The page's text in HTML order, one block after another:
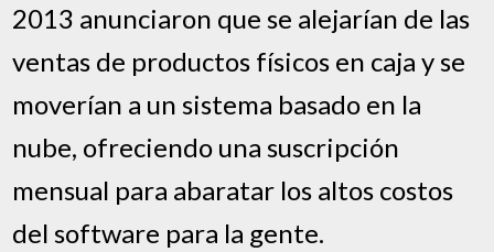
2013 anunciaron que se alejarían de las
ventas de productos físicos en caja y se
moverían a un sistema basado en la
nube, ofreciendo una suscripción
mensual para abaratar los altos costos
del software para la gente.